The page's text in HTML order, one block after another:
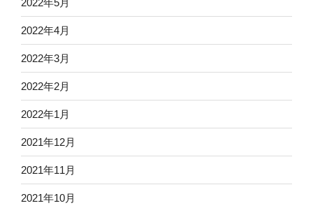
2022年4月
2022年3月
2022年2月
2022年1月
2021年12月
2021年11月
2021年10月